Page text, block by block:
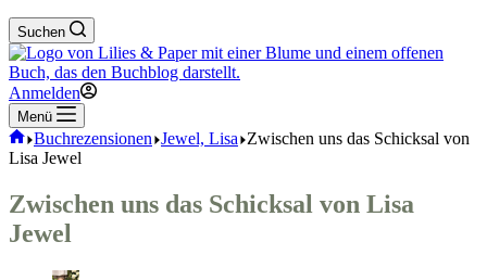
Suchen
Anmelden
Menü
Start
Buchrezensionen Jewel, Lisa Zwischen uns das Schicksal von
Lisa Jewel
Zwischen uns das Schicksal von Lisa
Jewel